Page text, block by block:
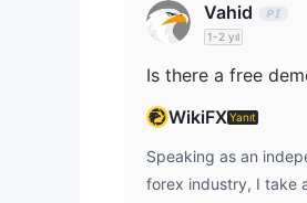
Vahid
1-2 yıl
WikiFXYanıt
Speaking as an
forex industry, I take